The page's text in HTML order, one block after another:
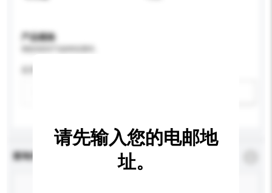
产品规格
查询内容
请先输入您的电邮地
址。